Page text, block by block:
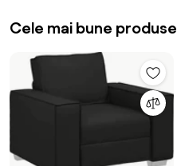
Cele mai bune